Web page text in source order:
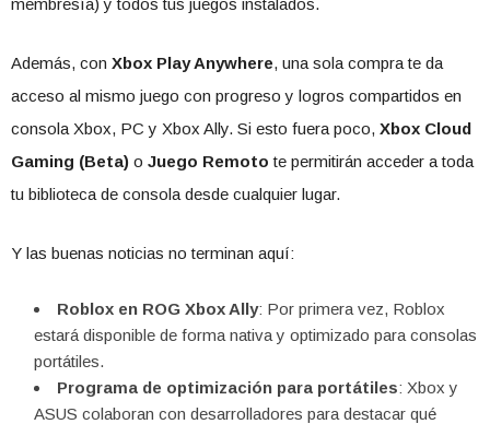
membresía) y todos tus juegos instalados.
Además, con Xbox Play Anywhere, una sola compra te da
acceso al mismo juego con progreso y logros compartidos en
consola Xbox, PC y Xbox Ally. Si esto fuera poco, Xbox Cloud
Gaming (Beta) o Juego Remoto te permitirán acceder a toda
tu biblioteca de consola desde cualquier lugar.
Y las buenas noticias no terminan aquí:
Roblox en ROG Xbox Ally: Por primera vez, Roblox
estará disponible de forma nativa y optimizado para consolas
portátiles.
Programa de optimización para portátiles: Xbox y
ASUS colaboran con desarrolladores para destacar qué